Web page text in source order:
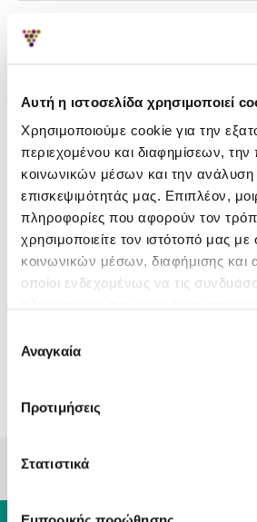
Αυτή η ιστοσελίδα χρησιμοποιεί
Χρησιμοποιούμε cookie για την
περιεχομένου και διαφημίσεων, την
κοινωνικών μέσων και την ανάλυση
επισκεψιμότητάς μας. Επιπλέον,
πληροφορίες που αφορούν τον
χρησιμοποιείτε τον ιστότοπό μας με
κοινωνικών μέσων, διαφήμισης και
οποίοι ενδεχομένως να τις
των υπηρεσιών τους.
συγκατάθεσης
Αναγκαία
Προτιμήσεις
Στατιστικά
Ardbeg Distillery
Ardbeg 10yo Single Malt